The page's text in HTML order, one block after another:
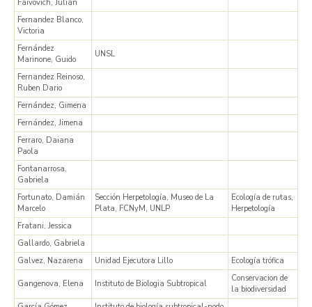
Faivovich, Julián
Fernandez Blanco,
Victoria
Fernández
Marinone, Guido
UNSL
Fernandez Reinoso,
Ruben Dario
Fernández, Gimena
Fernández, Jimena
Ferraro, Daiana
Paola
Fontanarrosa,
Gabriela
Fortunato, Damián
Marcelo
Sección Herpetología, Museo de La
Plata, FCNyM, UNLP
Ecología de rutas,
Herpetología
Fratani, Jessica
Gallardo, Gabriela
Galvez, Nazarena
Unidad Ejecutora Lillo Ecología trófica
Gangenova, Elena Instituto de Biologia Subtropical
Conservacion de
la biodiversidad